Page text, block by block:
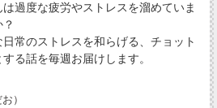
は過度な疲労やストレスを溜めていま
日常のストレスを和らげる、チョット
る話を毎週お届けします。
）